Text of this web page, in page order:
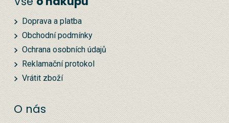
Doprava a platba
Obchodní podmínky
Ochrana osobních údajů
Reklamační protokol
Vrátit zboží
O nás